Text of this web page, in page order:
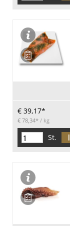
€ 39,17*
€ 78,34* / kg
St.